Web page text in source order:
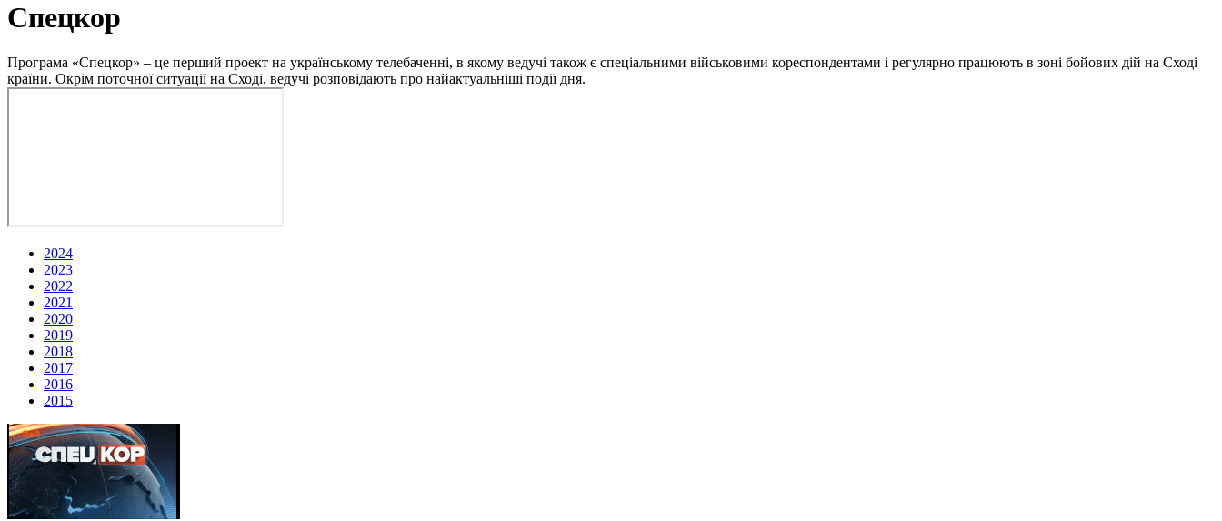
Спецкор
Програма «Спецкор» – це перший проект на українському телебаченні, в якому ведучі також є спеціальними військовими кореспондентами і регулярно працюють в зоні бойових дій на Сході
країни. Окрім поточної ситуації на Сході, ведучі розповідають про найактуальніші події дня.
2024
2023
2022
2021
2020
2019
2018
2017
2016
2015